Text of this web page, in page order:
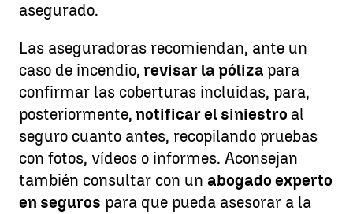
asegurado.
Las aseguradoras recomiendan, ante un
caso de incendio, revisar la póliza para
confirmar las coberturas incluidas, para,
posteriormente, notificar el siniestro al
seguro cuanto antes, recopilando pruebas
con fotos, vídeos o informes. Aconsejan
también consultar con un abogado experto
en seguros para que pueda asesorar a la